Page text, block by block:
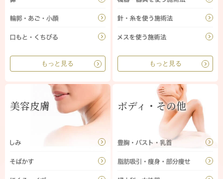
もっと見る もっと見る
美容皮膚 ボディ・その他